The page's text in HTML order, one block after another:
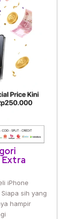
Extra
iPhone
sih yang
hampir